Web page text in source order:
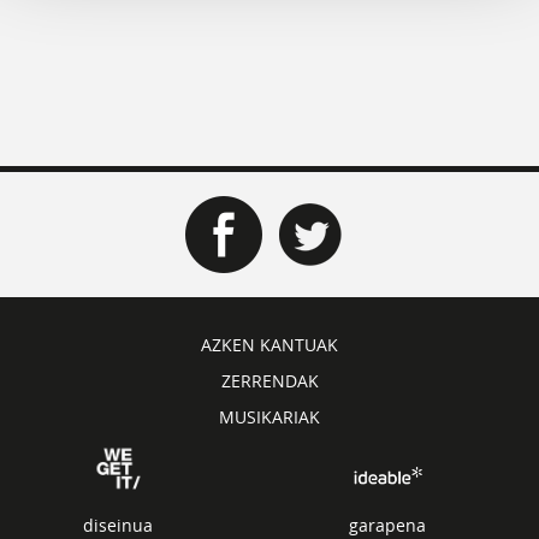
AZKEN KANTUAK
ZERRENDAK
MUSIKARIAK
diseinua garapena